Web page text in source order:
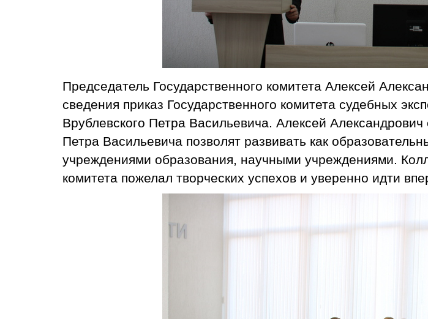
Председатель Государственного комитета Алексей
сведения приказ Государственного комитета судебных
Врублевского Петра Васильевича. Алексей
Петра Васильевича позволят развивать как
учреждениями образования, научными учреждениями.
комитета пожелал творческих успехов и уверенно идти